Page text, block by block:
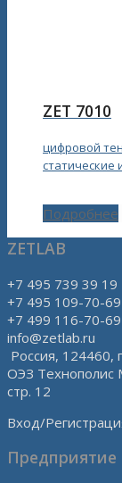
ZET 7010
цифровой
статические
Подробнее
ZETLAB
+7 495 739 39 19
+7 495 109-70-69
+7 499 116-70-69
info@zetlab.ru
Россия, 124460,
ОЭЗ Технополис
стр. 12
Вход/
Предприятие